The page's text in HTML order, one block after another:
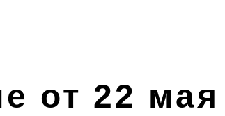
от 22 мая